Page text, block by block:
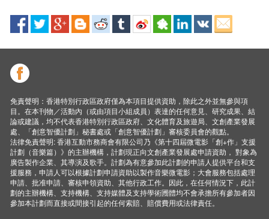
免責聲明：香港特別行政區政府僅為本項目提供資助，除此之外並無參與項
目。在本刊物／活動內（或由項目小組成員）表達的任何意見、研究成果、結
論或建議，均不代表香港特別行政區政府、文化體育及旅遊局、文創產業發展
處、「創意智優計劃」秘書處或「創意智優計劃」審核委員會的觀點。
法律免責聲明: 香港互動市務商會有限公司乃《第十四屆微電影「創+作」支援
計劃（音樂篇）》的主辦機構，計劃現正向文創產業發展處申請資助， 對象為
廣告製作企業、其導演及歌手。計劃為有意參加此計劃的申請人提供平台和支
援服務，申請人可以根據計劃申請資助以製作音樂微電影；大會服務包括處理
申請、批准申請、審核申領資助、其他行政工作。因此，在任何情況下，此計
劃的主辦機構、支持機構、支持媒體及支持學術圑體均不會承擔所有參加者因
參加本計劃而直接或間接引起的任何索賠、賠償費用或法律責任。